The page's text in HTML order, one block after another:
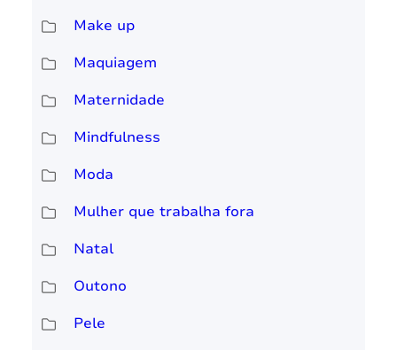
Make up
Maquiagem
Maternidade
Mindfulness
Moda
Mulher que trabalha fora
Natal
Outono
Pele